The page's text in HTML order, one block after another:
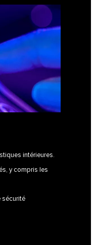
intérieures.
y compris les
sécurité